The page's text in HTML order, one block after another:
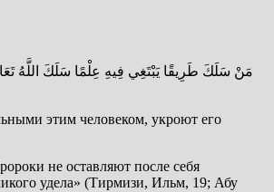
مَنْ سَلَكَ طَرِيقًا يَبْتَغِي فِيهِ عِلْمًا سَلَكَ اللَّهُ
этим человеком, укроют его
не оставляют после себя
удела» (Тирмизи, Ильм, 19; Абу